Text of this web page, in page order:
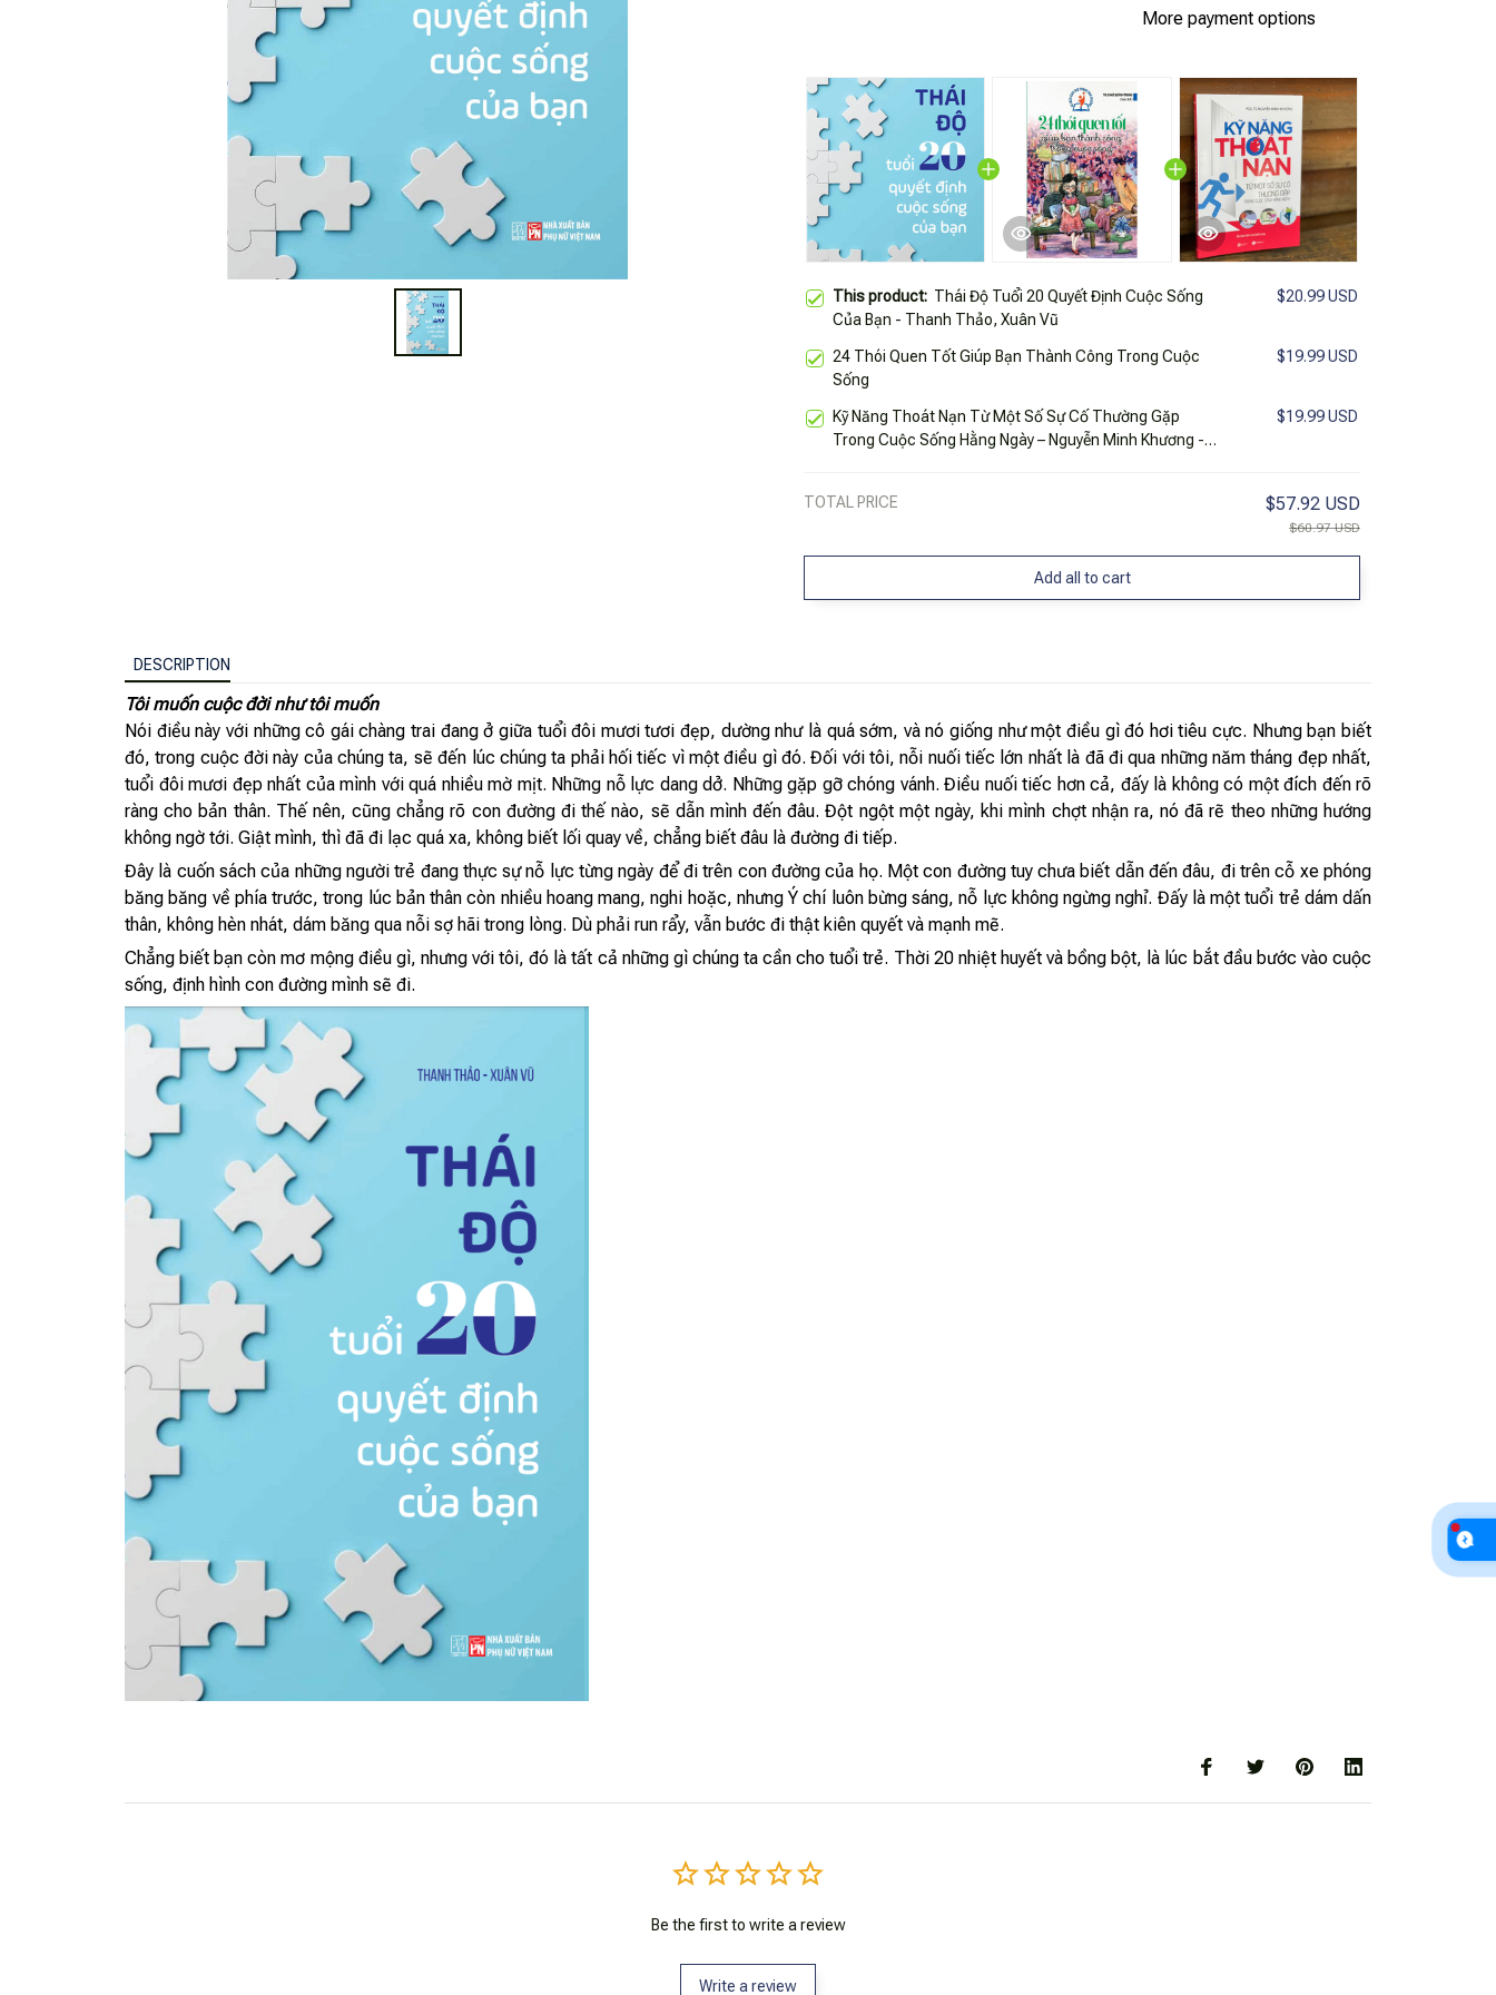
More payment options
This product: Thái Độ Tuổi 20 Quyết Định Cuộc Sống
Của Bạn - Thanh Thảo, Xuân Vũ
$20.99 USD
24 Thói Quen Tốt Giúp Bạn Thành Công Trong Cuộc
Sống
$19.99 USD
Kỹ Năng Thoát Nạn Từ Một Số Sự Cố Thường Gặp
Trong Cuộc Sống Hằng Ngày – Nguyễn Minh Khương -
$19.99 USD
TOTAL PRICE $57.92 USD
$60.97 USD
Add all to cart
DESCRIPTION
Tôi muốn cuộc đời như tôi muốn
Nói điều này với những cô gái chàng trai đang ở giữa tuổi đôi mươi tươi đẹp, dường như là quá sớm, và nó giống như một điều gì đó hơi tiêu cực. Nhưng bạn biết
đó, trong cuộc đời này của chúng ta, sẽ đến lúc chúng ta phải hối tiếc vì một điều gì đó. Đối với tôi, nỗi nuối tiếc lớn nhất là đã đi qua những năm tháng đẹp nhất,
tuổi đôi mươi đẹp nhất của mình với quá nhiều mờ mịt. Những nỗ lực dang dở. Những gặp gỡ chóng vánh. Điều nuối tiếc hơn cả, đấy là không có một đích đến rõ
ràng cho bản thân. Thế nên, cũng chẳng rõ con đường đi thế nào, sẽ dẫn mình đến đâu. Đột ngột một ngày, khi mình chợt nhận ra, nó đã rẽ theo những hướng
không ngờ tới. Giật mình, thì đã đi lạc quá xa, không biết lối quay về, chẳng biết đâu là đường đi tiếp.
Đây là cuốn sách của những người trẻ đang thực sự nỗ lực từng ngày để đi trên con đường của họ. Một con đường tuy chưa biết dẫn đến đâu, đi trên cỗ xe phóng
băng băng về phía trước, trong lúc bản thân còn nhiều hoang mang, nghi hoặc, nhưng Ý chí luôn bừng sáng, nỗ lực không ngừng nghỉ. Đấy là một tuổi trẻ dám dấn
thân, không hèn nhát, dám băng qua nỗi sợ hãi trong lòng. Dù phải run rẩy, vẫn bước đi thật kiên quyết và mạnh mẽ.
Chẳng biết bạn còn mơ mộng điều gì, nhưng với tôi, đó là tất cả những gì chúng ta cần cho tuổi trẻ. Thời 20 nhiệt huyết và bồng bột, là lúc bắt đầu bước vào cuộc
sống, định hình con đường mình sẽ đi.
Be the first to write a review
Write a review